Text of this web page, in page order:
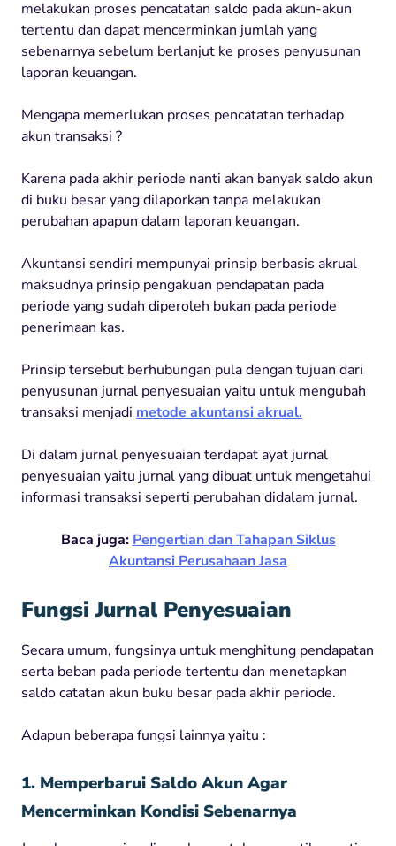
melakukan proses pencatatan saldo pada akun-akun
tertentu dan dapat mencerminkan jumlah yang
sebenarnya sebelum berlanjut ke proses penyusunan
laporan keuangan.
Mengapa memerlukan proses pencatatan terhadap
akun transaksi ?
Karena pada akhir periode nanti akan banyak saldo akun
di buku besar yang dilaporkan tanpa melakukan
perubahan apapun dalam laporan keuangan.
Akuntansi sendiri mempunyai prinsip berbasis akrual
maksudnya prinsip pengakuan pendapatan pada
periode yang sudah diperoleh bukan pada periode
penerimaan kas.
Prinsip tersebut berhubungan pula dengan tujuan dari
penyusunan jurnal penyesuaian yaitu untuk mengubah
transaksi menjadi metode akuntansi akrual.
Di dalam jurnal penyesuaian terdapat ayat jurnal
penyesuaian yaitu jurnal yang dibuat untuk mengetahui
informasi transaksi seperti perubahan didalam jurnal.
Baca juga: Pengertian dan Tahapan Siklus
Akuntansi Perusahaan Jasa
Fungsi Jurnal Penyesuaian
Secara umum, fungsinya untuk menghitung pendapatan
serta beban pada periode tertentu dan menetapkan
saldo catatan akun buku besar pada akhir periode.
Adapun beberapa fungsi lainnya yaitu :
1. Memperbarui Saldo Akun Agar
Mencerminkan Kondisi Sebenarnya